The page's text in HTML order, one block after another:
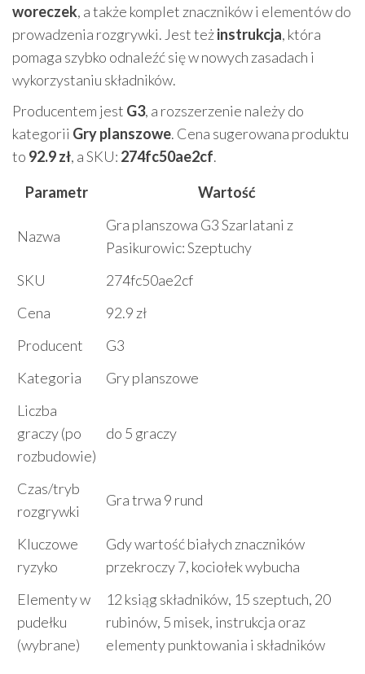
woreczek, a także komplet znaczników i elementów do
prowadzenia rozgrywki. Jest teżinstrukcja, która
pomaga szybko odnaleźć się w nowych zasadach i
wykorzystaniu składników.
Producentem jest G3, a rozszerzenie należy do
kategorii Gry planszowe. Cena sugerowana produktu
to 92.9 zł, a SKU: 274fc50ae2cf.
Parametr
Wartość
Nazwa
Gra planszowa G3 Szarlatani z
Pasikurowic: Szeptuchy
SKU
274fc50ae2cf
Cena
92.9 zł
Producent
G3
Kategoria
Gry planszowe
Liczba
graczy (po
rozbudowie)
do 5 graczy
Czas/tryb
rozgrywki
Gra trwa 9 rund
Kluczowe
ryzyko
Gdy wartość białych znaczników
przekroczy 7, kociołek wybucha
Elementy w
pudełku
(wybrane)
12 ksiąg składników, 15 szeptuch, 20
rubinów, 5 misek, instrukcja oraz
elementy punktowania i składników